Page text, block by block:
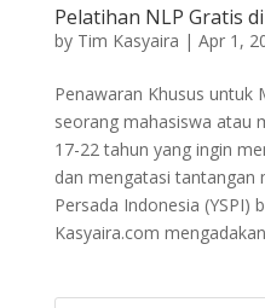
Pelatihan NLP Gratis
by Tim Kasyaira | Apr 1,
Penawaran Khusus untuk
seorang mahasiswa atau
17-22 tahun yang ingin
dan mengatasi tantangan
Persada Indonesia (YSPI)
Kasyaira.com